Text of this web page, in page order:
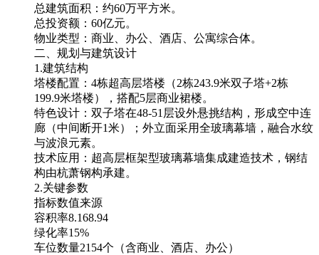
总建筑面积：约60万平方米。
总投资额：60亿元。
物业类型：商业、办公、酒店、公寓综合体。
二、规划与建筑设计
1.建筑结构
塔楼配置：4栋超高层塔楼（2栋243.9米双子塔+2栋
199.9米塔楼），搭配5层商业裙楼。
特色设计：双子塔在48-51层设外悬挑结构，形成空中连
廊（中间断开1米）；外立面采用全玻璃幕墙，融合水纹
与波浪元素。
技术应用：超高层框架型玻璃幕墙集成建造技术，钢结
构由杭萧钢构承建。
2.关键参数
指标数值来源
容积率8.168.94
绿化率15%
车位数量2154个（含商业、酒店、办公）